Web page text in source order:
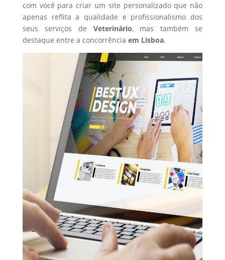
com você para criar um site personalizado que não
apenas reflita a qualidade e profissionalismo dos
seus serviços de Veterinário, mas também se
destaque entre a concorrência em Lisboa.